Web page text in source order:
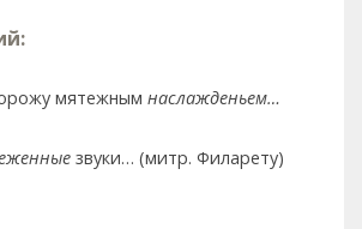
мятежным наслажденьем…
звуки… (митр. Филарету)